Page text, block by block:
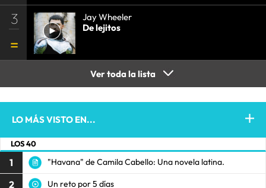
3
Jay Wheeler
De lejitos
Ver toda la lista
LO MÁS VISTO EN...
LOS 40
1 "Havana" de Camila Cabello: Una novela latina.
2 Un reto por 5 días